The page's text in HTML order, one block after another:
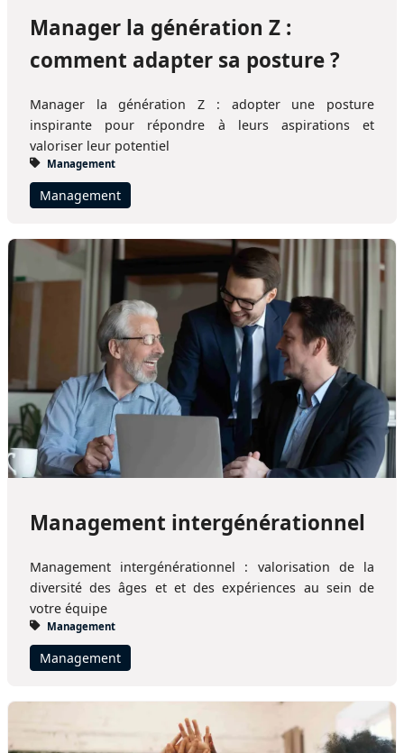
Manager la génération Z :
comment adapter sa posture ?
Manager la génération Z : adopter une posture
inspirante pour répondre à leurs aspirations et
valoriser leur potentiel
Management
Management
Management intergénérationnel
Management intergénérationnel : valorisation de la
diversité des âges et et des expériences au sein de
votre équipe
Management
Management